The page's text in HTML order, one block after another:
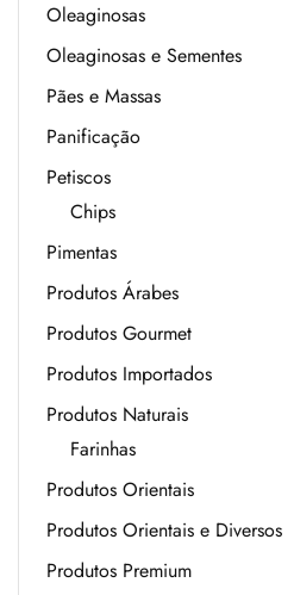
Oleaginosas
Oleaginosas e Sementes
Pães e Massas
Panificação
Petiscos
Chips
Pimentas
Produtos Árabes
Produtos Gourmet
Produtos Importados
Produtos Naturais
Farinhas
Produtos Orientais
Produtos Orientais e Diversos
Produtos Premium